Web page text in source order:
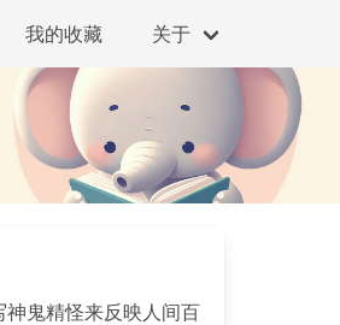
我的收藏 关于
鬼精怪来反映人间百